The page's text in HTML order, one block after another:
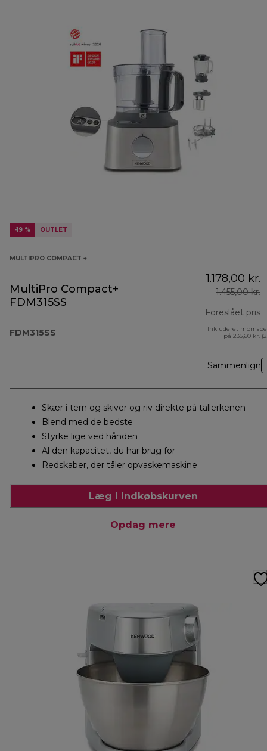
-19 % OUTLET
MULTIPRO COMPACT +
MultiPro Compact+
FDM315SS
FDM315SS
1.178,00 kr.
1.455,00 kr.
Foreslået pris
Inkluderet
på 235,60 kr.
Sammenlign
Skær i tern og skiver og riv direkte på tallerkenen
Blend med de bedste
Styrke lige ved hånden
Al den kapacitet, du har brug for
Redskaber, der tåler opvaskemaskine
Læg i indkøbskurven
Opdag mere